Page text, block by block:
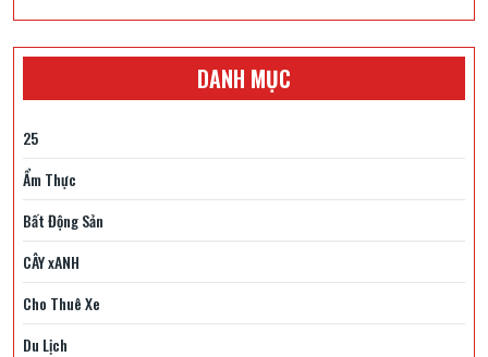
DANH MỤC
25
Ẩm Thực
Bất Động Sản
CÂY xANH
Cho Thuê Xe
Du Lịch